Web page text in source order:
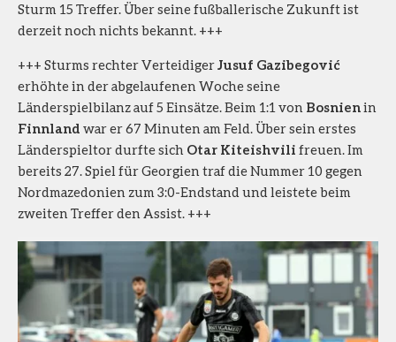
Sturm 15 Treffer. Über seine fußballerische Zukunft ist
derzeit noch nichts bekannt. +++
+++ Sturms rechter VerteidigerJusuf Gazibegović
erhöhte in der abgelaufenen Woche seine
Länderspielbilanz auf 5 Einsätze. Beim 1:1 von Bosnienin
Finnland war er 67 Minuten am Feld. Über sein erstes
Länderspieltor durfte sich Otar Kiteishvili freuen. Im
bereits 27. Spiel für Georgien traf die Nummer 10 gegen
Nordmazedonien zum 3:0-Endstand und leistete beim
zweiten Treffer den Assist. +++